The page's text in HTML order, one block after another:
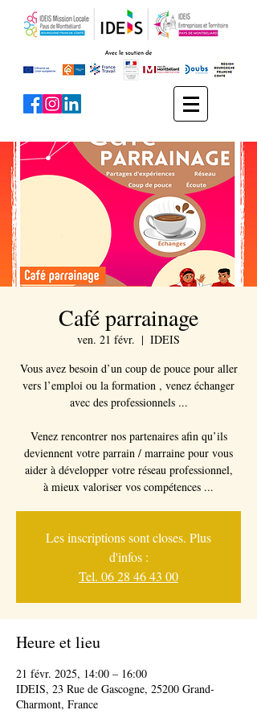
Café parrainage
ven. 21 févr.
  |
IDEIS
Vous avez besoin d’un coup de pouce pour aller
vers l’emploi ou la formation , venez échanger
avec des professionnels ...
Venez rencontrer nos partenaires afin qu’ils
deviennent votre parrain / marraine pour vous
aider à développer votre réseau professionnel,
à mieux valoriser vos compétences ...
Les inscriptions sont closes. Plus
d'infos :
Tel. 06 28 46 43 00
Heure et lieu
21 févr. 2025, 14:00 – 16:00
IDEIS, 23 Rue de Gascogne, 25200 Grand-
Charmont, France